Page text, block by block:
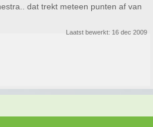
dat trekt meteen punten af van
Laatst bewerkt: 16 dec 2009